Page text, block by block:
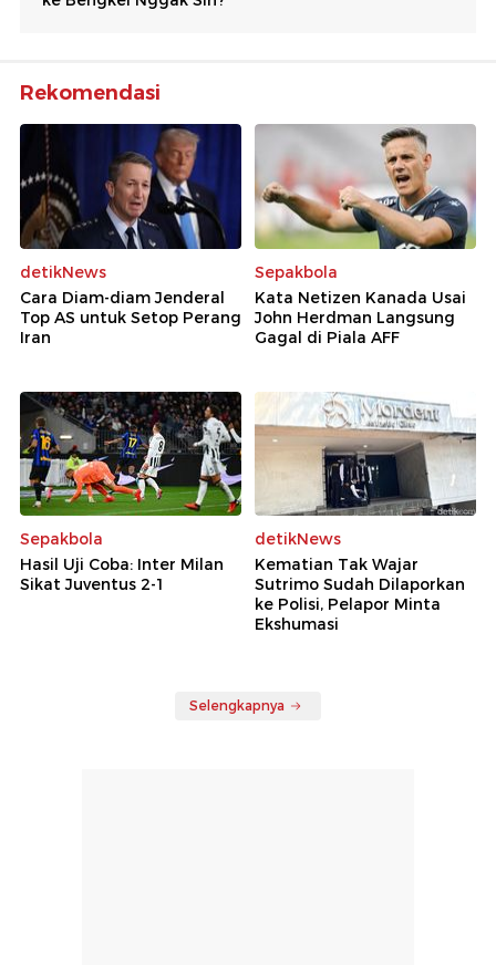
Rekomendasi
detikNews
Cara Diam-diam Jenderal
Top AS untuk Setop Perang
Iran
Sepakbola
Kata Netizen Kanada Usai
John Herdman Langsung
Gagal di Piala AFF
Sepakbola
Hasil Uji Coba: Inter Milan
Sikat Juventus 2-1
detikNews
Kematian Tak Wajar
Sutrimo Sudah Dilaporkan
ke Polisi, Pelapor Minta
Ekshumasi
Selengkapnya